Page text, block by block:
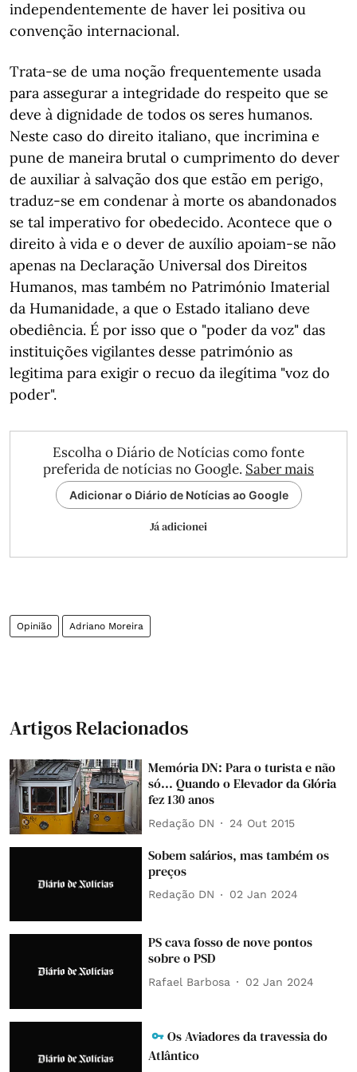
independentemente de haver lei positiva ou
convenção internacional.
Trata-se de uma noção frequentemente usada
para assegurar a integridade do respeito que se
deve à dignidade de todos os seres humanos.
Neste caso do direito italiano, que incrimina e
pune de maneira brutal o cumprimento do dever
de auxiliar à salvação dos que estão em perigo,
traduz-se em condenar à morte os abandonados
se tal imperativo for obedecido. Acontece que o
direito à vida e o dever de auxílio apoiam-se não
apenas na Declaração Universal dos Direitos
Humanos, mas também no Património Imaterial
da Humanidade, a que o Estado italiano deve
obediência. É por isso que o "poder da voz" das
instituições vigilantes desse património as
legitima para exigir o recuo da ilegítima "voz do
poder".
Escolha o Diário de Notícias como fonte
preferida de notícias no Google. Saber mais
Adicionar o Diário de Notícias ao Google
Já adicionei
Opinião Adriano Moreira
Artigos Relacionados
Memória DN: Para o turista e não
só... Quando o Elevador da Glória
fez 130 anos
Redação DN 24 Out 2015
Sobem salários, mas também os
preços
Redação DN 02 Jan 2024
PS cava fosso de nove pontos
sobre o PSD
Rafael Barbosa 02 Jan 2024
Os Aviadores da travessia do
Atlântico